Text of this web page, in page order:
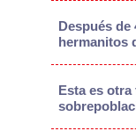
Después de
hermanitos
Esta es